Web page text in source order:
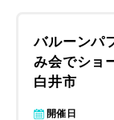
バルーンパ
み会でショ
白井市
開催日